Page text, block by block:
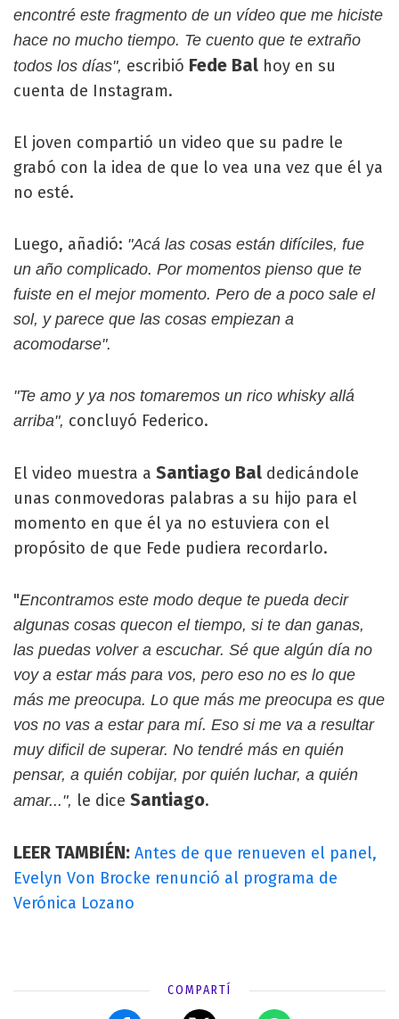
encontré este fragmento de un vídeo que me hiciste
hace no mucho tiempo. Te cuento que te extraño
todos los días", escribió Fede Bal hoy en su
cuenta de Instagram.
El joven compartió un video que su padre le
grabó con la idea de que lo vea una vez que él ya
no esté.
Luego, añadió: "Acá las cosas están difíciles, fue
un año complicado. Por momentos pienso que te
fuiste en el mejor momento. Pero de a poco sale el
sol, y parece que las cosas empiezan a
acomodarse".
"Te amo y ya nos tomaremos un rico whisky allá
arriba", concluyó Federico.
El video muestra a Santiago Bal dedicándole
unas conmovedoras palabras a su hijo para el
momento en que él ya no estuviera con el
propósito de que Fede pudiera recordarlo.
"Encontramos este modo deque te pueda decir
algunas cosas quecon el tiempo, si te dan ganas,
las puedas volver a escuchar. Sé que algún día no
voy a estar más para vos, pero eso no es lo que
más me preocupa. Lo que más me preocupa es que
vos no vas a estar para mí. Eso si me va a resultar
muy dificil de superar. No tendré más en quién
pensar, a quién cobijar, por quién luchar, a quién
amar...", le dice Santiago.
LEER TAMBIÉN: Antes de que renueven el panel,
Evelyn Von Brocke renunció al programa de
Verónica Lozano
COMPARTÍ